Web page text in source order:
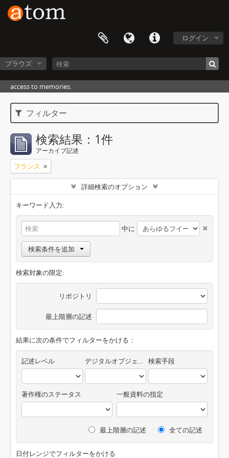
ログイン
ブラウズ
access to memories.
フィルター
検索結果：1件
アーカイブ記述
フランス
詳細検索のオプション
キーワード入力:
中に
検索条件を追加
検索対象の限定:
リポジトリ
最上階層の記述
結果に次の条件でフィルターをかける：
記述レベル デジタルオブジェクトの有無 検索手段
著作権のステータス 一般資料の指定
最上階層の記述 全ての記述
日付レンジでフィルターをかける